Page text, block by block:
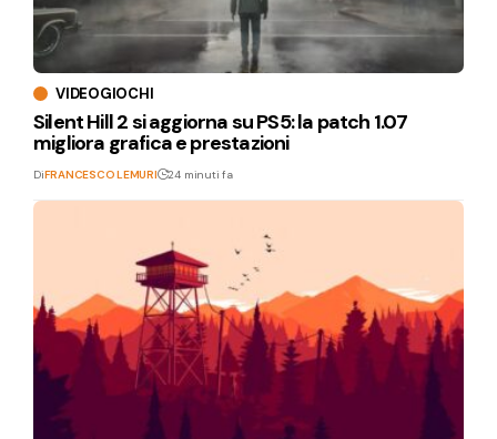
VIDEOGIOCHI
Silent Hill 2 si aggiorna su PS5: la patch 1.07
migliora grafica e prestazioni
DiFRANCESCO LEMURI 24 minuti fa